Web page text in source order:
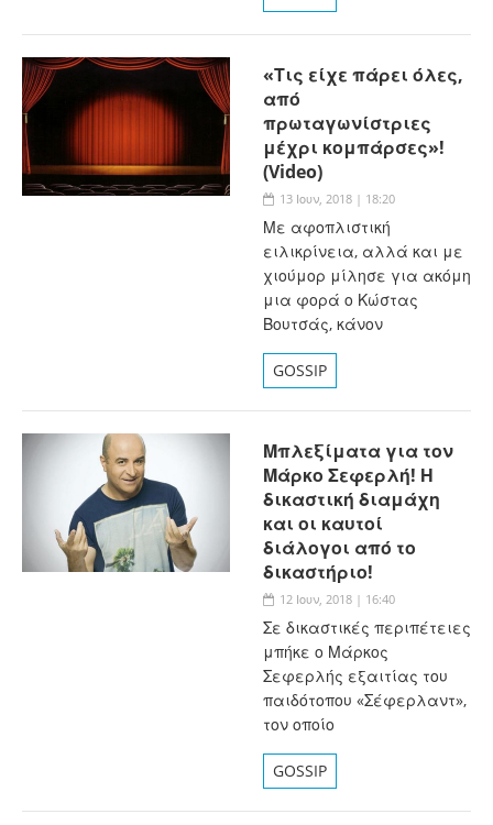
«Τις είχε πάρει όλες,
από
πρωταγωνίστριες
μέχρι κομπάρσες»!
(Video)
13 Ιουν, 2018 | 18:20
Με αφοπλιστική
ειλικρίνεια, αλλά και με
χιούμορ μίλησε για ακόμη
μια φορά ο Κώστας
Βουτσάς, κάνον
GOSSIP
Μπλεξίματα για τον
Μάρκο Σεφερλή! Η
δικαστική διαμάχη
και οι καυτοί
διάλογοι από το
δικαστήριο!
12 Ιουν, 2018 | 16:40
Σε δικαστικές περιπέτειες
μπήκε ο Μάρκος
Σεφερλής εξαιτίας του
παιδότοπου «Σέφερλαντ»,
τον οποίο
GOSSIP